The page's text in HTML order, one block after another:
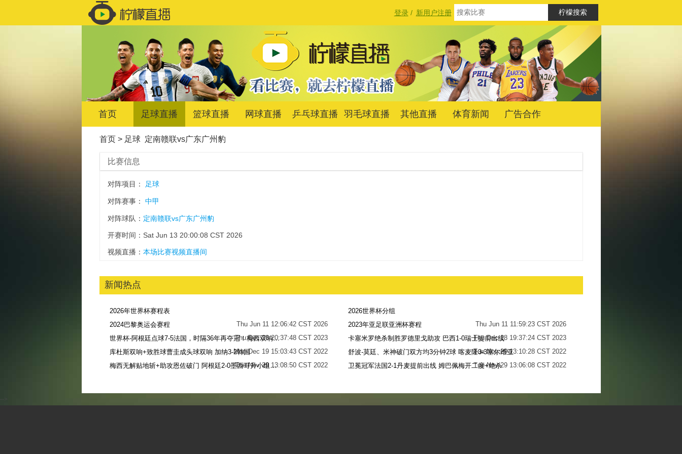
登录/ 新用户注册
首页 足球直播 篮球直播 网球直播 乒乓球直播 羽毛球直播 其他直播 体育新闻 广告合作
首页> 足球 定南赣联vs广东广州豹
比赛信息
对阵项目： 足球
对阵赛事： 中甲
对阵球队： 定南赣联vs广东广州豹
开赛时间：Sat Jun 13 20:00:08 CST 2026
视频直播： 本场比赛视频直播间
新闻热点
2026年世界杯赛程表
Thu Jun 11 12:06:42 CST 2026
2026世界杯分组
Thu Jun 11 11:59:23 CST 2026
2024巴黎奥运会赛程
Thu Dec 28 20:37:48 CST 2023
2023年亚足联亚洲杯赛程
Thu Dec 28 19:37:24 CST 2023
世界杯-阿根廷点球7-5法国，时隔36年再夺冠！梅西双响姆巴佩戴帽
Mon Dec 19 15:03:43 CST 2022
卡塞米罗绝杀制胜罗德里戈助攻 巴西1-0瑞士提前出线
Tue Nov 29 13:10:28 CST 2022
库杜斯双响+致胜球曹圭成头球双响 加纳3-2韩国
Tue Nov 29 13:08:50 CST 2022
舒波-莫廷、米神破门双方均3分钟2球 喀麦隆3-3塞尔维亚
Tue Nov 29 13:06:08 CST 2022
梅西无解贴地斩+助攻恩佐破门 阿根廷2-0墨西哥升小组第二
卫冕冠军法国2-1丹麦提前出线 姆巴佩梅开二度+绝杀